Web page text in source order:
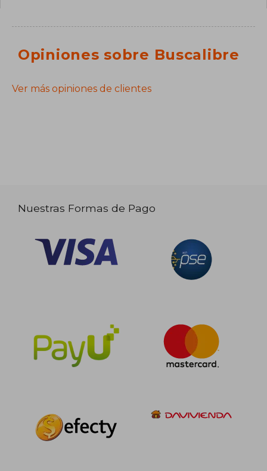
Opiniones sobre Buscalibre
Ver más opiniones de clientes
Nuestras Formas de Pago